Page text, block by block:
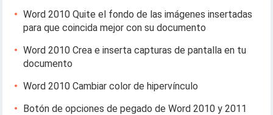
Word 2010 Quite el fondo de las imágenes insertadas
para que coincida mejor con su documento
Word 2010 Crea e inserta capturas de pantalla en tu
documento
Word 2010 Cambiar color de hipervínculo
Botón de opciones de pegado de Word 2010 y 2011